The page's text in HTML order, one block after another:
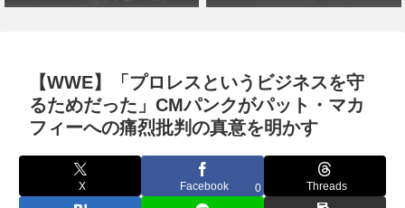
【WWE】「プロレスというビジネスを守
るためだった」CMパンクがパット・マカ
フィーへの痛烈批判の真意を明かす
X Facebook 0 Threads